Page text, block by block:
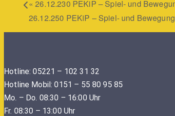
« 26.12.230 PEKiP – Spiel- und
26.12.250 PEKiP – Spiel- und
Hotline: 05221 – 102 31 32
Hotline Mobil: 0151 – 55 80 95 85
Mo. – Do. 08:30 – 16:00 Uhr
Fr. 08:30 – 13:00 Uhr